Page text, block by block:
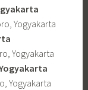
Yogyakarta
Yogyakarta
Yogyakarta